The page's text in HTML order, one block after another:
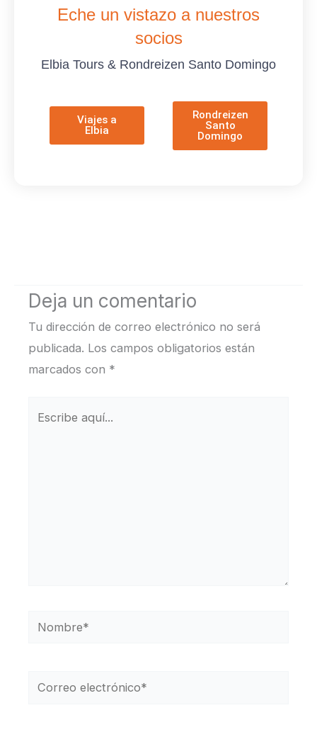
Eche un vistazo a nuestros
socios
Elbia Tours & Rondreizen Santo Domingo
Viajes a
Elbia
Rondreizen
Santo
Domingo
Deja un comentario
Tu dirección de correo electrónico no será
publicada. Los campos obligatorios están
marcados con *
Nombre*
Correo